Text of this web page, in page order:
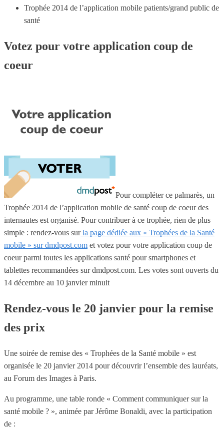
Trophée 2014 de l’application mobile patients/grand public de
santé
Votez pour votre application coup de
coeur
Pour compléter ce palmarès, un
Trophée 2014 de l’application mobile de santé coup de coeur des
internautes est organisé. Pour contribuer à ce trophée, rien de plus
simple : rendez-vous surla page dédiée aux « Trophées de la Santé
mobile » sur dmdpost.com et votez pour votre application coup de
coeur parmi toutes les applications santé pour smartphones et
tablettes recommandées sur dmdpost.com. Les votes sont ouverts du
14 décembre au 10 janvier minuit
Rendez-vous le 20 janvier pour la remise
des prix
Une soirée de remise des « Trophées de la Santé mobile » est
organisée le 20 janvier 2014 pour découvrir l’ensemble des lauréats,
au Forum des Images à Paris.
Au programme, une table ronde « Comment communiquer sur la
santé mobile ? », animée par Jérôme Bonaldi, avec la participation
de :